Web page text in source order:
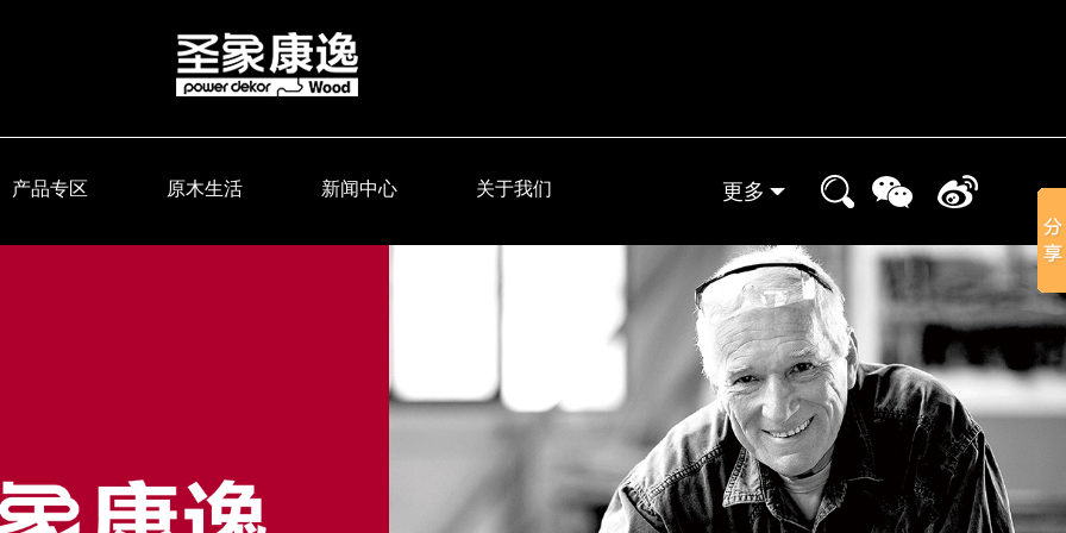
产品专区 原木生活 新闻中心 关于我们 更多
实体门店
晒家分享
小象装修课堂